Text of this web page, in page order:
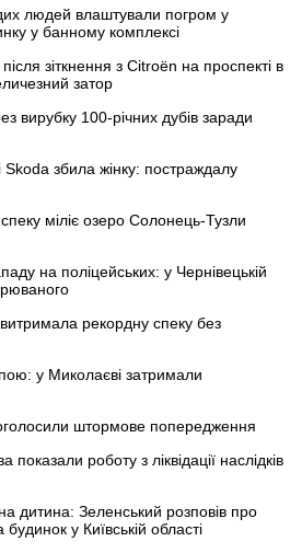
людей влаштували погром у
у банному комплексі
зіткнення з Citroën на проспекті в
затор
вирубку 100-річних дубів заради
збила жінку: постраждалу
міліє озеро Солонець-Тузли
на поліцейських: у Чернівецькій
рекордну спеку без
у Миколаєві затримали
штормове попередження
роботу з ліквідації наслідків
дитина: Зеленський розповів про
у Київській області